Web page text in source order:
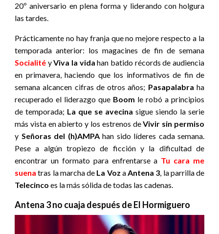
20º aniversario en plena forma y liderando con holgura
las tardes.
Prácticamente no hay franja que no mejore respecto a la
temporada anterior: los magacines de fin de semana
Socialité yViva la vida han batido récords de audiencia
en primavera, haciendo que los informativos de fin de
semana alcancen cifras de otros años; Pasapalabra ha
recuperado el liderazgo que Boom le robó a principios
de temporada; La que se avecina sigue siendo la serie
más vista en abierto y los estrenos deVivir sin permiso
y Señoras del (h)AMPAhan sido líderes cada semana.
Pese a algún tropiezo de ficción y la dificultad de
encontrar un formato para enfrentarse a Tu cara me
suena tras la marcha de La Voz a Antena 3 , la parrilla de
Telecinco es la más sólida de todas las cadenas.
Antena 3 no cuaja después de El Hormiguero